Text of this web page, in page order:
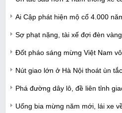
Ai Cập phát hiện mộ cổ 4.000
Sợ phạt nặng, tài xế đợi đèn
Đốt pháo sáng mừng Việt Nam
Nút giao lớn ở Hà Nội thoát ùn
Phá đường dây lô, đề liên tỉnh
Uống bia mừng năm mới, lái xe